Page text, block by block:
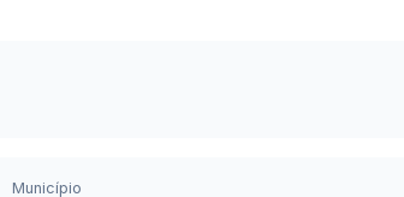
Município